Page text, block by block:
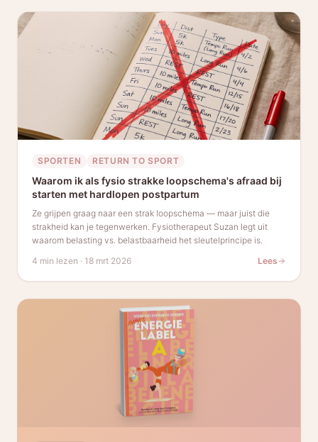
SPORTEN RETURN TO SPORT
Waarom ik als fysio strakke loopschema's afraad bij
starten met hardlopen postpartum
Ze grijpen graag naar een strak loopschema — maar juist die
strakheid kan je tegenwerken. Fysiotherapeut Suzan legt uit
waarom belasting vs. belastbaarheid het sleutelprincipe is.
4 min lezen · 18 mrt 2026 Lees